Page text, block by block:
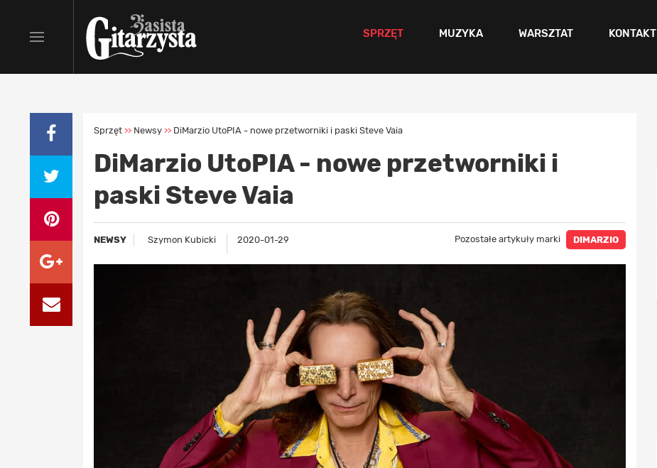
SPRZĘT MUZYKA WARSZTAT KONTAKT
Sprzęt >> Newsy >> DiMarzio UtoPIA - nowe przetworniki i paski Steve Vaia
DiMarzio UtoPIA - nowe przetworniki i
paski Steve Vaia
NEWSY Szymon Kubicki 2020-01-29 Pozostałe artykuły marki DIMARZIO